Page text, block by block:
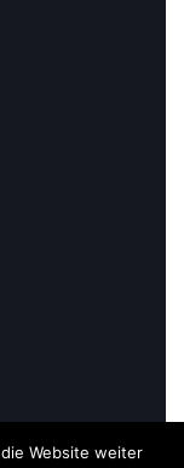
Website weiter